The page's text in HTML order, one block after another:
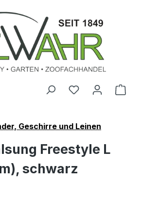
Geschirre und Leinen
Freestyle L
schwarz